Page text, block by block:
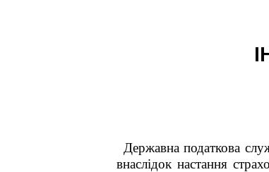
Державна податкова
внаслідок настання